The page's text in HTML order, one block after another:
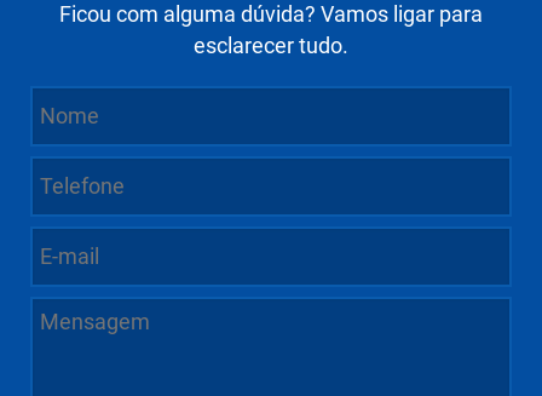
Ficou com alguma dúvida? Vamos ligar para
esclarecer tudo.